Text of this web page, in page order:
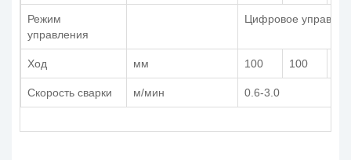
Режим
управления
Цифровое
Ход мм 100 100
Скорость сварки м/мин 0.6-3.0